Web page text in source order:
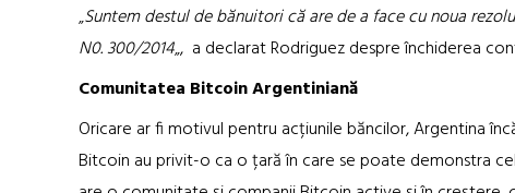
„Suntem destul de bănuitori că are de a face cu noua
N0. 300/2014„, a declarat Rodriguez despre închiderea
Comunitatea Bitcoin Argentiniană
Oricare ar fi motivul pentru acțiunile băncilor, Argentina
Bitcoin au privit-o ca o țară în care se poate demonstra